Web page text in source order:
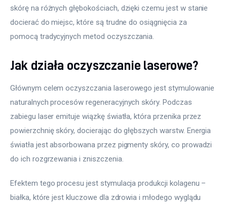
skórę na różnych głębokościach, dzięki czemu jest w stanie
docierać do miejsc, które są trudne do osiągnięcia za
pomocą tradycyjnych metod oczyszczania.
Jak działa oczyszczanie laserowe?
Głównym celem oczyszczania laserowego jest stymulowanie
naturalnych procesów regeneracyjnych skóry. Podczas
zabiegu laser emituje wiązkę światła, która przenika przez
powierzchnię skóry, docierając do głębszych warstw. Energia
światła jest absorbowana przez pigmenty skóry, co prowadzi
do ich rozgrzewania i zniszczenia.
Efektem tego procesu jest stymulacja produkcji kolagenu –
białka, które jest kluczowe dla zdrowia i młodego wyglądu